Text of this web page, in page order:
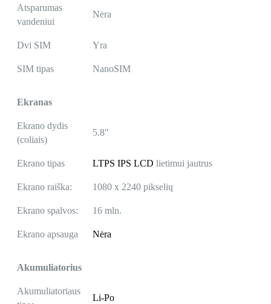
Atsparumas
vandeniui
Nėra
Dvi SIM Yra
SIM tipas NanoSIM
Ekranas
Ekrano dydis
(coliais)
5.8″
Ekrano tipas LTPS IPS LCD lietimui jautrus
Ekrano raiška: 1080 x 2240 pikselių
Ekrano spalvos: 16 mln.
Ekrano apsauga Nėra
Akumuliatorius
Akumuliatoriaus
Li-Po